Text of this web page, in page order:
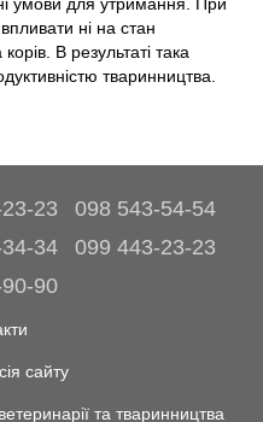
ні на стан
В результаті така
тваринництва.
23
098 543-54-54
34
099 443-23-23
90
сайту
та тваринництва